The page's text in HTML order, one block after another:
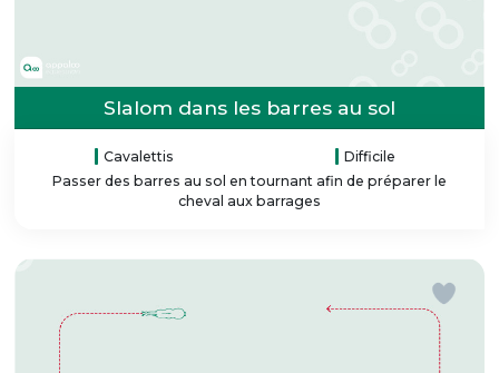
Slalom dans les barres au sol
Cavalettis
Difficile
Passer des barres au sol en tournant afin de préparer le
cheval aux barrages